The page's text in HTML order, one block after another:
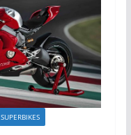
SUPERBIKES